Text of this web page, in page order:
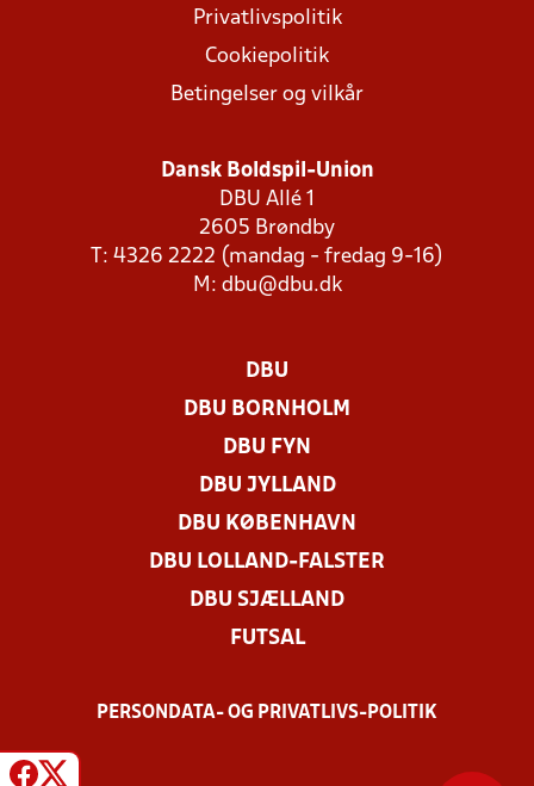
Privatlivspolitik
Cookiepolitik
Betingelser og vilkår
Dansk Boldspil-Union
DBU Allé 1
2605 Brøndby
T: 4326 2222 (mandag - fredag 9-16)
M: dbu@dbu.dk
DBU
DBU BORNHOLM
DBU FYN
DBU JYLLAND
DBU KØBENHAVN
DBU LOLLAND-FALSTER
DBU SJÆLLAND
FUTSAL
PERSONDATA- OG PRIVATLIVS-POLITIK